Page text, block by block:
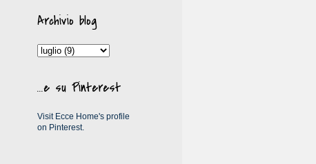
Archivio blog
...e su Pinterest
Visit Ecce Home's profile
on Pinterest.